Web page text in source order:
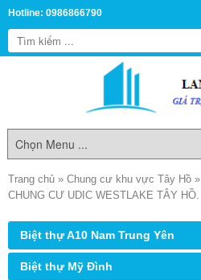
Hotline: 0986866790
Trang chủ » Chung cư khu vực Tây Hồ »
CHUNG CƯ UDIC WESTLAKE TÂY HỒ.
Biệt thự A10 Nam Trung Yên
Biệt thự Mỹ Đình